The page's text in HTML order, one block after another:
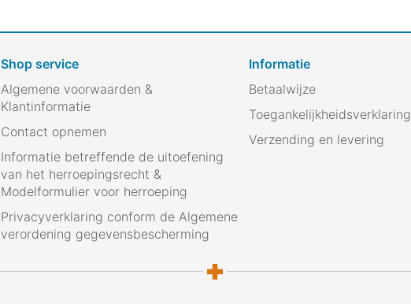
Shop service
Algemene voorwaarden &
Klantinformatie
Contact opnemen
Informatie betreffende de uitoefening
van het herroepingsrecht &
Modelformulier voor herroeping
Privacyverklaring conform de Algemene
verordening gegevensbescherming
Informatie
Betaalwijze
Toegankelijkheidsverklaring
Verzending en levering